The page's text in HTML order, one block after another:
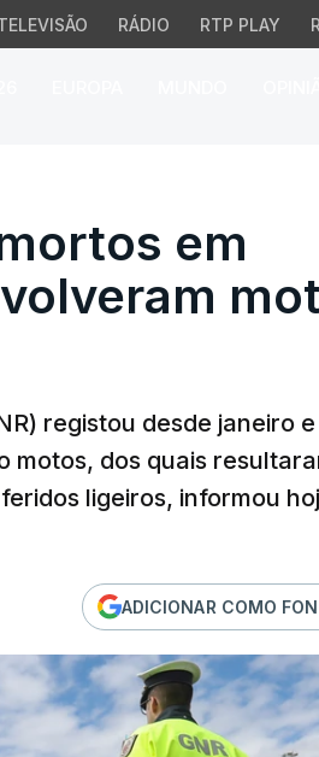
RÁDIO RTP PLAY
em
em
registou desde janeiro e
motos, dos quais
ligeiros, informou
ADICIONAR COMO